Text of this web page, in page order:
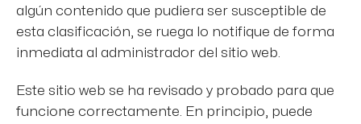
algún contenido que pudiera ser susceptible de
esta clasificación, se ruega lo notifique de forma
inmediata al administrador del sitio web.
Este sitio web se ha revisado y probado para que
funcione correctamente. En principio, puede